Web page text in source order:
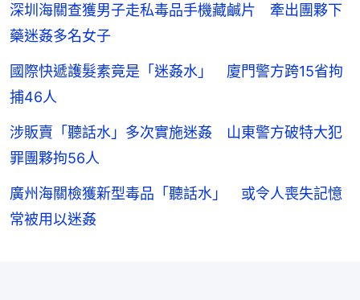
深圳海關查獲男子走私毒品手機藏鹹片 牽出團夥下
藥迷姦多名女子
國際快遞護髮素竟是「迷姦水」 廈門警方跨15省拘
捕46人
涉販賣「聽話水」多次實施迷姦 山東警方破特大犯
罪團夥拘56人
廣州海關檢獲新型毒品「聽話水」 或令人喪失記憶
常被用以迷姦